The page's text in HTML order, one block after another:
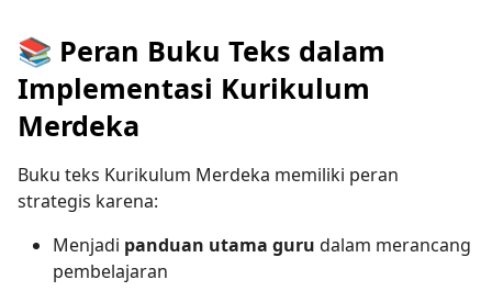
📚 Peran Buku Teks dalam
Implementasi Kurikulum
Merdeka
Buku teks Kurikulum Merdeka memiliki peran
strategis karena:
Menjadi panduan utama guru dalam merancang
pembelajaran